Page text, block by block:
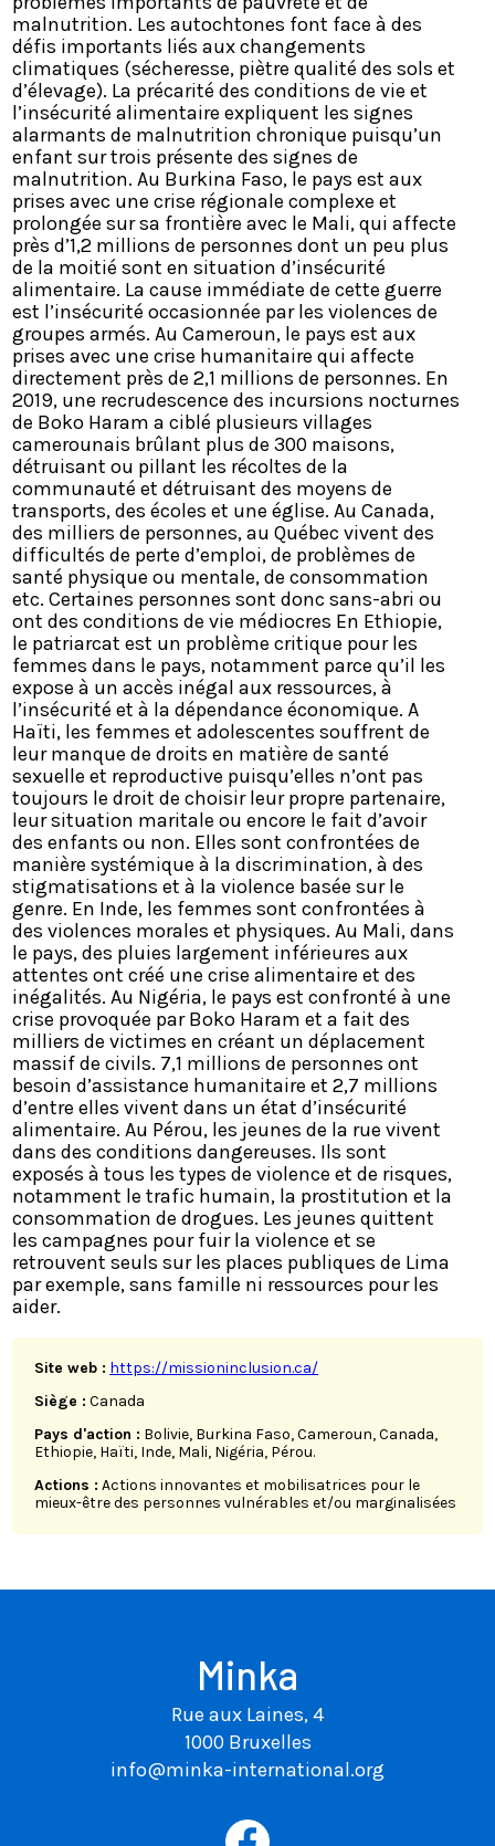
malnutrition. Les autochtones font face à des
défis importants liés aux changements
climatiques (sécheresse, piètre qualité des sols et
d’élevage). La précarité des conditions de vie et
l’insécurité alimentaire expliquent les signes
alarmants de malnutrition chronique puisqu’un
enfant sur trois présente des signes de
malnutrition. Au Burkina Faso, le pays est aux
prises avec une crise régionale complexe et
prolongée sur sa frontière avec le Mali, qui affecte
près d’1,2 millions de personnes dont un peu plus
de la moitié sont en situation d’insécurité
alimentaire. La cause immédiate de cette guerre
est l’insécurité occasionnée par les violences de
groupes armés. Au Cameroun, le pays est aux
prises avec une crise humanitaire qui affecte
directement près de 2,1 millions de personnes. En
2019, une recrudescence des incursions nocturnes
de Boko Haram a ciblé plusieurs villages
camerounais brûlant plus de 300 maisons,
détruisant ou pillant les récoltes de la
communauté et détruisant des moyens de
transports, des écoles et une église. Au Canada,
des milliers de personnes, au Québec vivent des
difficultés de perte d’emploi, de problèmes de
santé physique ou mentale, de consommation
etc. Certaines personnes sont donc sans-abri ou
ont des conditions de vie médiocres En Ethiopie,
le patriarcat est un problème critique pour les
femmes dans le pays, notamment parce qu’il les
expose à un accès inégal aux ressources, à
l’insécurité et à la dépendance économique. A
Haïti, les femmes et adolescentes souffrent de
leur manque de droits en matière de santé
sexuelle et reproductive puisqu’elles n’ont pas
toujours le droit de choisir leur propre partenaire,
leur situation maritale ou encore le fait d’avoir
des enfants ou non. Elles sont confrontées de
manière systémique à la discrimination, à des
stigmatisations et à la violence basée sur le
genre. En Inde, les femmes sont confrontées à
des violences morales et physiques. Au Mali, dans
le pays, des pluies largement inférieures aux
attentes ont créé une crise alimentaire et des
inégalités. Au Nigéria, le pays est confronté à une
crise provoquée par Boko Haram et a fait des
milliers de victimes en créant un déplacement
massif de civils. 7,1 millions de personnes ont
besoin d’assistance humanitaire et 2,7 millions
d’entre elles vivent dans un état d’insécurité
alimentaire. Au Pérou, les jeunes de la rue vivent
dans des conditions dangereuses. Ils sont
exposés à tous les types de violence et de risques,
notamment le trafic humain, la prostitution et la
consommation de drogues. Les jeunes quittent
les campagnes pour fuir la violence et se
retrouvent seuls sur les places publiques de Lima
par exemple, sans famille ni ressources pour les
aider.
Site web : https://missioninclusion.ca/
Siège : Canada
Pays d'action : Bolivie, Burkina Faso, Cameroun, Canada,
Ethiopie, Haïti, Inde, Mali, Nigéria, Pérou.
Actions : Actions innovantes et mobilisatrices pour le
mieux-être des personnes vulnérables et/ou marginalisées
Minka
Rue aux Laines, 4
1000 Bruxelles
info@minka-international.org